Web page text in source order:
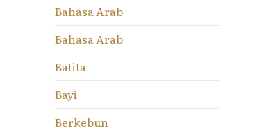
Bahasa Arab
Bahasa Arab
Batita
Bayi
Berkebun